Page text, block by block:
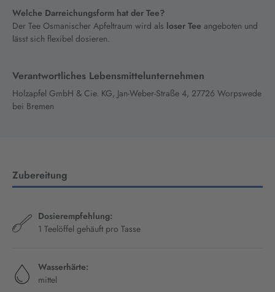
Welche Darreichungsform hat der Tee?
Der Tee Osmanischer Apfeltraum wird als loser Tee angeboten und
lässt sich flexibel dosieren.
Verantwortliches Lebensmittelunternehmen
Holzapfel GmbH & Cie. KG, Jan-Weber-Straße 4, 27726 Worpswede
bei Bremen
Zubereitung
Dosierempfehlung:
1 Teelöffel gehäuft pro Tasse
Wasserhärte:
mittel